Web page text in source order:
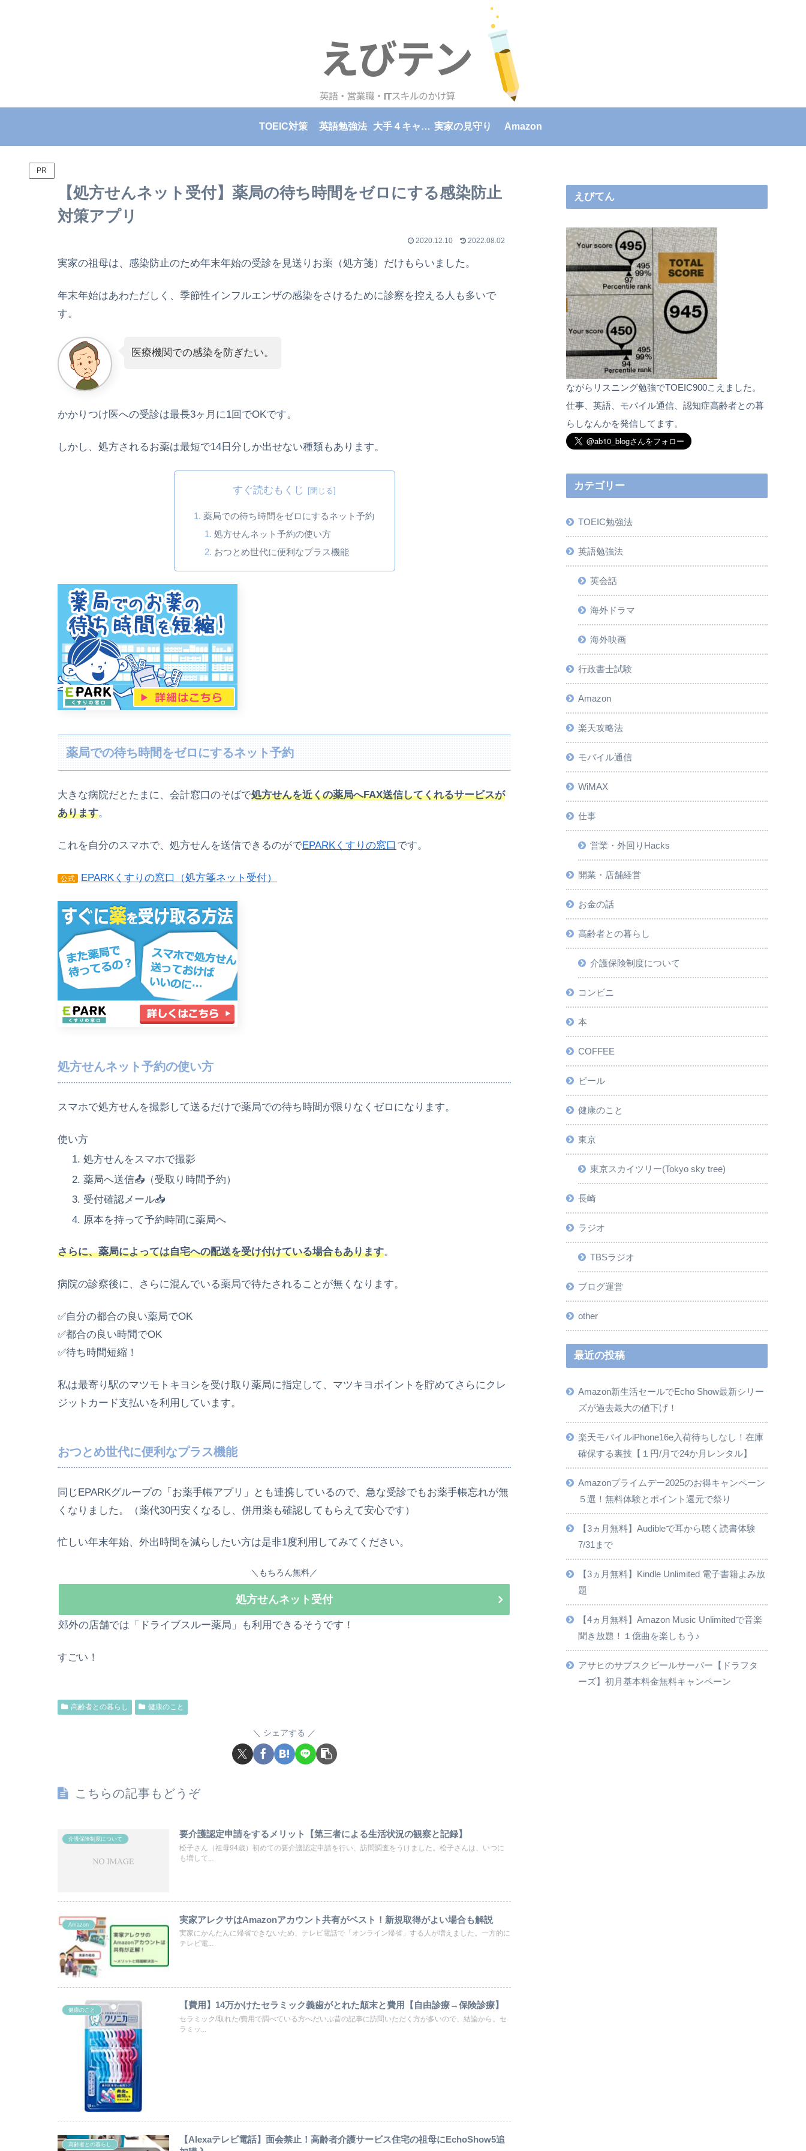
TOEIC対策 英語勉強法 大手４キャリア格安スマホプラン料金比較一覧表 実家の見守り Amazon
PR
【処方せんネット受付】薬局の待ち時間をゼロにする感染防止
対策アプリ
2020.12.10 2022.08.02
実家の祖母は、感染防止のため年末年始の受診を見送りお薬（処方箋）だけもらいました。
年末年始はあわただしく、季節性インフルエンザの感染をさけるために診察を控える人も多いで
す。
医療機関での感染を防ぎたい。
かかりつけ医への受診は最長3ヶ月に1回でOKです。
しかし、処方されるお薬は最短で14日分しか出せない種類もあります。
すぐ読むもくじ
薬局での待ち時間をゼロにするネット予約
処方せんネット予約の使い方
おつとめ世代に便利なプラス機能
薬局での待ち時間をゼロにするネット予約
大きな病院だとたまに、会計窓口のそばで処方せんを近くの薬局へFAX送信してくれるサービスが
あります。
これを自分のスマホで、処方せんを送信できるのがでEPARKくすりの窓口 です。
公式 EPARKくすりの窓口（処方箋ネット受付）
処方せんネット予約の使い方
スマホで処方せんを撮影して送るだけで薬局での待ち時間が限りなくゼロになります。
使い方
処方せんをスマホで撮影
薬局へ送信📤（受取り時間予約）
受付確認メール📥
原本を持って予約時間に薬局へ
さらに、薬局によっては自宅への配送を受け付けている場合もあります。
病院の診察後に、さらに混んでいる薬局で待たされることが無くなります。
✅自分の都合の良い薬局でOK
✅都合の良い時間でOK
✅待ち時間短縮！
私は最寄り駅のマツモトキヨシを受け取り薬局に指定して、マツキヨポイントを貯めてさらにクレ
ジットカード支払いを利用しています。
おつとめ世代に便利なプラス機能
同じEPARKグループの「お薬手帳アプリ」とも連携しているので、急な受診でもお薬手帳忘れが無
くなりました。（薬代30円安くなるし、併用薬も確認してもらえて安心です）
忙しい年末年始、外出時間を減らしたい方は是非1度利用してみてください。
＼もちろん無料／
処方せんネット受付
郊外の店舗では「ドライブスルー薬局」も利用できるそうです！
すごい！
高齢者との暮らし 健康のこと
シェアする
こちらの記事もどうぞ
介護保険制度について
要介護認定申請をするメリット【第三者による生活状況の観察と記録】
松子さん（祖母94歳）初めての要介護認定申請を行い、訪問調査をうけました。松子さんは、いつに
も増して...
Amazon
実家アレクサはAmazonアカウント共有がベスト！新規取得がよい場合も解説
実家にかんたんに帰省できないため、テレビ電話で「オンライン帰省」する人が増えました。一方的に
テレビ電...
健康のこと
【費用】14万かけたセラミック義歯がとれた顛末と費用【自由診療→保険診療】
セラミック/取れた/費用で調べている方へだいぶ昔の記事に訪問いただく方が多いので、結論から。セ
ラミッ...
高齢者との暮らし
【Alexaテレビ電話】面会禁止！高齢者介護サービス住宅の祖母にEchoShow5追
えびてん
ながらリスニング勉強でTOEIC900こえました。
仕事、英語、モバイル通信、認知症高齢者との暮
らしなんかを発信してます。
カテゴリー
TOEIC勉強法
英語勉強法
英会話
海外ドラマ
海外映画
行政書士試験
Amazon
楽天攻略法
モバイル通信
WiMAX
仕事
営業・外回りHacks
開業・店舗経営
お金の話
高齢者との暮らし
介護保険制度について
コンビニ
本
COFFEE
ビール
健康のこと
東京
東京スカイツリー(Tokyo sky tree)
長崎
ラジオ
TBSラジオ
ブログ運営
other
最近の投稿
Amazon新生活セールでEcho Show最新シリー
ズが過去最大の値下げ！
楽天モバイルiPhone16e入荷待ちしなし！在庫
確保する裏技【１円/月で24か月レンタル】
Amazonプライムデー2025のお得キャンペーン
５選！無料体験とポイント還元で祭り
【3ヵ月無料】Audibleで耳から聴く読書体験
7/31まで
【3ヵ月無料】Kindle Unlimited 電子書籍よみ放
題
【4ヵ月無料】Amazon Music Unlimitedで音楽
聞き放題！１億曲を楽しもう♪
アサヒのサブスクビールサーバー【ドラフタ
ーズ】初月基本料金無料キャンペーン